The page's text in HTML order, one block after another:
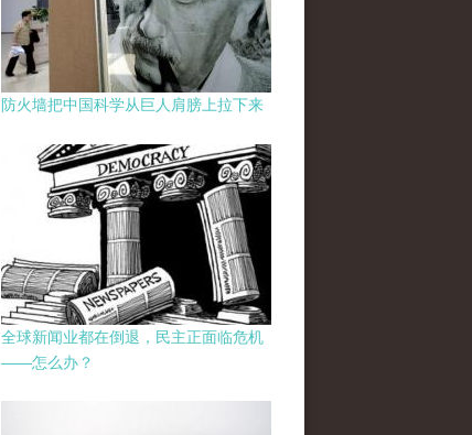
防火墙把中国科学从巨人肩膀上拉下来
全球新闻业都在倒退，民主正面临危机
——怎么办？